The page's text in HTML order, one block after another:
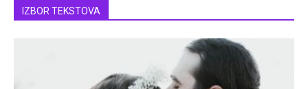
IZBOR TEKSTOVA